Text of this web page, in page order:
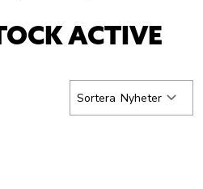
ACTIVE
Sortera Nyheter